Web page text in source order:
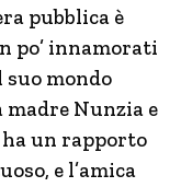
pubblica è
po’ innamorati
mondo
Nunzia e
un rapporto
e l’amica